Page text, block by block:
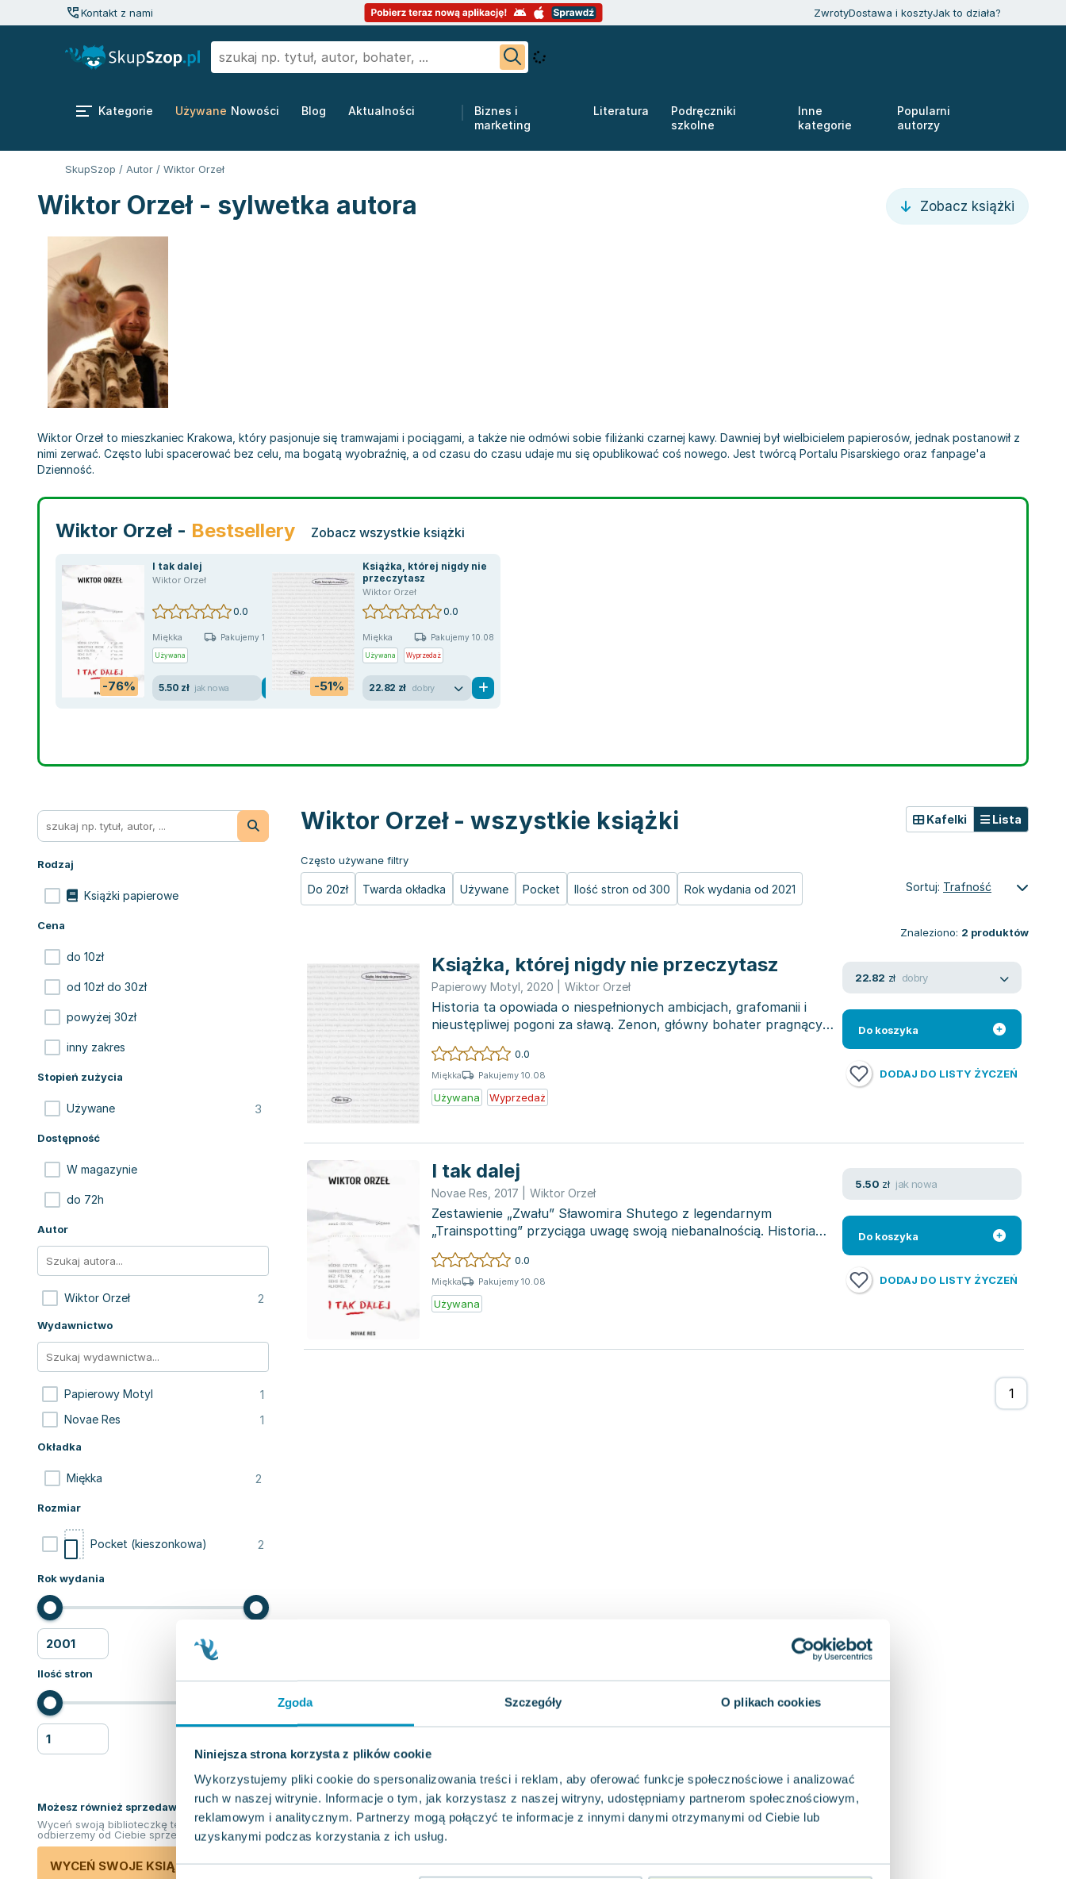
Zgoda Szczegóły O plikach cookies
Niniejsza strona korzysta z plików cookie
Wykorzystujemy pliki cookie do spersonalizowania treści i reklam, aby oferować funkcje społecznościowe i analizować
ruch w naszej witrynie. Informacje o tym, jak korzystasz z naszej witryny, udostępniamy partnerom społecznościowym,
reklamowym i analitycznym. Partnerzy mogą połączyć te informacje z innymi danymi otrzymanymi od Ciebie lub
uzyskanymi podczas korzystania z ich usług.
Kontakt z nami ZwrotyDostawa i kosztyJak to działa?
Kategorie Używane Nowości Blog Aktualności
Biznes i
marketing
Literatura
Podręczniki
szkolne
Inne
kategorie
Popularni
autorzy
SkupSzop / Autor / Wiktor Orzeł
Wiktor Orzeł - sylwetka autora Zobacz książki
Wiktor Orzeł to mieszkaniec Krakowa, który pasjonuje się tramwajami i pociągami, a także nie odmówi sobie filiżanki czarnej kawy. Dawniej był wielbicielem papierosów, jednak postanowił z
nimi zerwać. Często lubi spacerować bez celu, ma bogatą wyobraźnię, a od czasu do czasu udaje mu się opublikować coś nowego. Jest twórcą Portalu Pisarskiego oraz fanpage'a
Dzienność.
Wiktor Orzeł - Bestsellery Zobacz wszystkie książki
-76%
I tak dalej
Wiktor Orzeł
0.0
Miękka Pakujemy 10.08
Używana
5.50 zł jak nowa -51%
Książka, której nigdy nie
przeczytasz
Wiktor Orzeł
0.0
Miękka Pakujemy 10.08
Używana Wyprzedaż
22.82 zł dobry
Rodzaj
Książki papierowe
Cena
do 10zł
od 10zł do 30zł
powyżej 30zł
inny zakres
Stopień zużycia
Używane 3
Dostępność
W magazynie
do 72h
Autor
Wiktor Orzeł 2
Wydawnictwo
Papierowy Motyl 1
Novae Res 1
Okładka
Miękka 2
Rozmiar
Pocket (kieszonkowa) 2
Rok wydania
Ilość stron
Możesz również sprzedawać ksiązki!
Wyceń swoją biblioteczkę teraz. Odkupimy i
odbierzemy od Ciebie sprzedane książki.
WYCEŃ SWOJE KSIĄŻKI
Wiktor Orzeł - wszystkie książki
Często używane filtry
Do 20zł Twarda okładka Używane Pocket Ilość stron od 300 Rok wydania od 2021
Kafelki Lista
Sortuj: Trafność
Znaleziono: 2 produktów
Książka, której nigdy nie przeczytasz
Papierowy Motyl 2020 Wiktor Orzeł
Historia ta opowiada o niespełnionych ambicjach, grafomanii i
nieustępliwej pogoni za sławą. Zenon, główny bohater pragnący
zostać...
0.0
Miękka Pakujemy 10.08
Używana Wyprzedaż
22.82 zł dobry
Do koszyka
DODAJ DO LISTY ŻYCZEŃ
I tak dalej
Novae Res 2017 Wiktor Orzeł
Zestawienie „Zwału” Sławomira Shutego z legendarnym
„Trainspotting” przyciąga uwagę swoją niebanalnością. Historia
pełna zjazdów,...
0.0
Miękka Pakujemy 10.08
Używana
5.50 zł jak nowa
Do koszyka
DODAJ DO LISTY ŻYCZEŃ